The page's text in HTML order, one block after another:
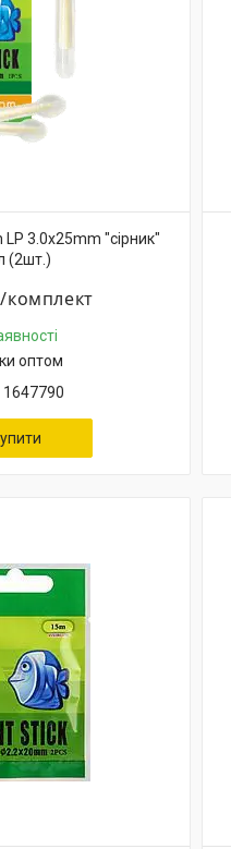
LP 3.0x25mm "сірник"
(2шт.)
комплект
оптом
1647790